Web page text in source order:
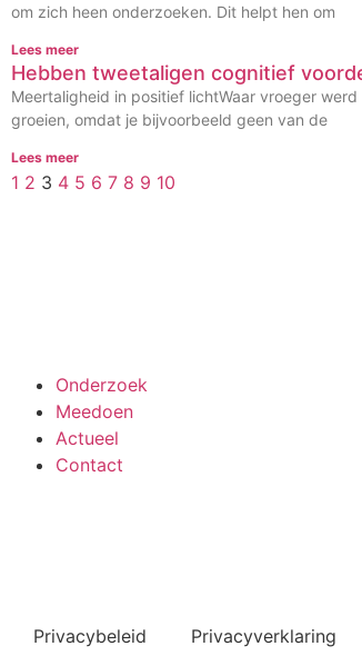
om zich heen onderzoeken. Dit helpt hen om
Lees meer
Hebben tweetaligen cognitief
Meertaligheid in positief lichtWaar vroeger
groeien, omdat je bijvoorbeeld geen van de
Lees meer
1 2 3 4 5 6 7 8 9 10
Onderzoek
Meedoen
Actueel
Contact
Privacybeleid Privacyverklaring